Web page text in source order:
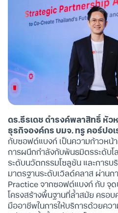
ดร.ธีรเดช ดำรงค์พลาสิทธิ์ หั
ธุรกิจองค์กร บมจ. ทรู คอร์ปอ
กับซอฟต์แบงก์ เป็นความก้าวหน้
การผนึกกำลังกับพันธมิตรระดับโ
ระดับนวัตกรรมโซลูชัน และการ
มาตรฐานระดับเวิลด์คลาส ผ่านก
Practice จากซอฟต์แบงก์ กับ จุ
โครงสร้างพื้นฐานที่ล้ำสมัย ครอบ
มืออาชีพในการให้บริการด้วยควา